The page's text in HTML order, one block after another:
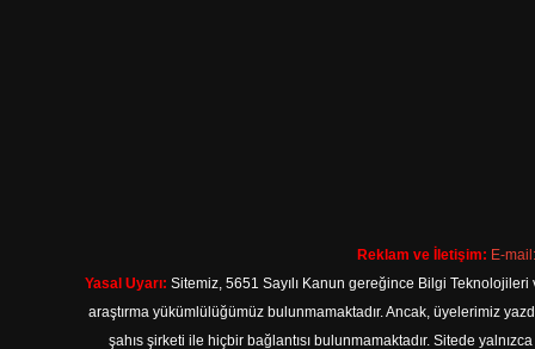
Reklam ve İletişim: E-
Yasal Uyarı: Sitemiz, 5651 Sayılı Kanun gereğince Bilgi
araştırma yükümlülüğümüz bulunmamaktadır. Ancak, üyelerimiz
şahıs şirketi ile hiçbir bağlantısı bulunmamaktadır. Sitede